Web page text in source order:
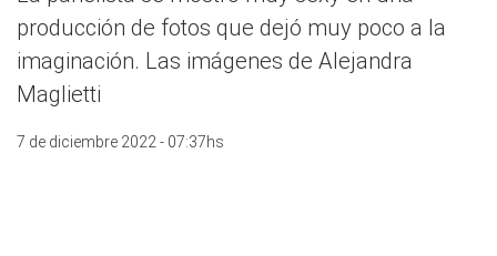
producción de fotos que dejó muy poco a la
imaginación. Las imágenes de Alejandra
Maglietti
7 de diciembre 2022 - 07:37hs